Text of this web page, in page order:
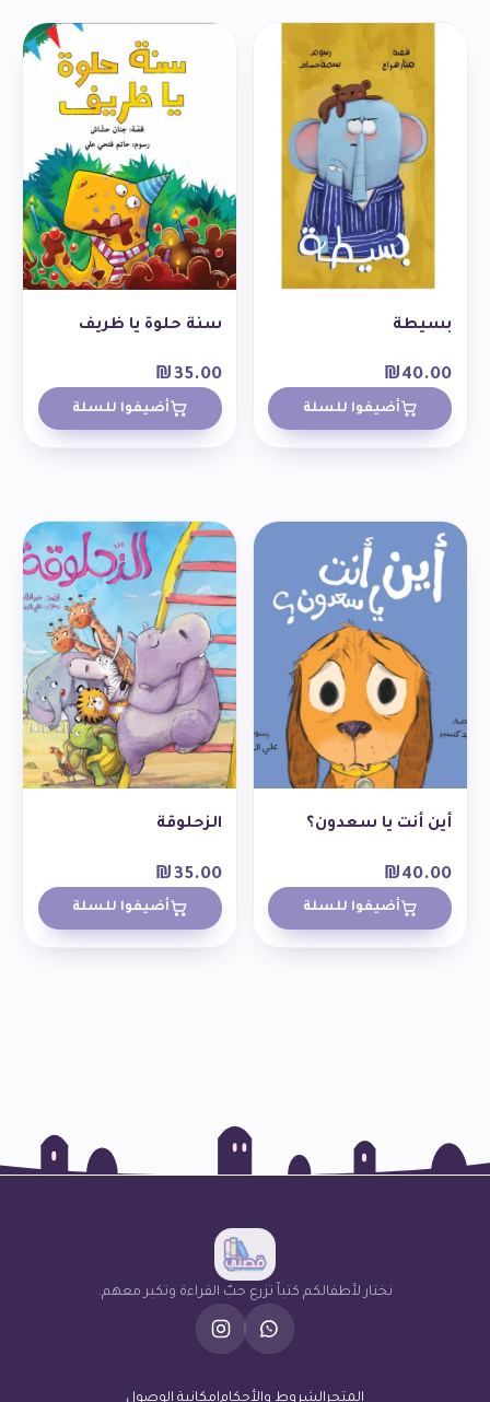
بسيطة
₪40.00
أضيفوا للسلة
سنة حلوة يا ظريف
₪35.00
أضيفوا للسلة
أين أنت يا سعدون؟
₪40.00
أضيفوا للسلة
الزحلوقة
₪35.00
أضيفوا للسلة
نختار لأطفالكم كتباً تزرع حبّ القراءة وتكبر معهم.
المتجر الشروط والأحكامإمكانية الوصول